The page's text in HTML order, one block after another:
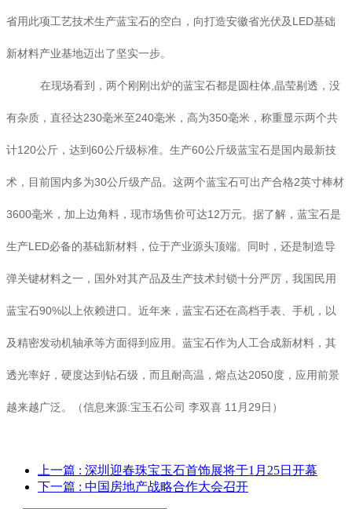
省用此项工艺技术生产蓝宝石的空白，向打造安徽省光伏及LED基础
新材料产业基地迈出了坚实一步。
在现场看到，两个刚刚出炉的蓝宝石都是圆柱体,晶莹剔透，没
有杂质，直径达230毫米至240毫米，高为350毫米，称重显示两个共
计120公斤，达到60公斤级标准。生产60公斤级蓝宝石是国内最新技
术，目前国内多为30公斤级产品。这两个蓝宝石可出产合格2英寸棒材
3600毫米，加上边角料，现市场售价可达12万元。据了解，蓝宝石是
生产LED必备的基础新材料，位于产业源头顶端。同时，还是制造导
弹关键材料之一，国外对其产品及生产技术封锁十分严厉，我国民用
蓝宝石90%以上依赖进口。近年来，蓝宝石还在高档手表、手机，以
及精密发动机轴承等方面得到应用。蓝宝石作为人工合成新材料，其
透光率好，硬度达到钻石级，而且耐高温，熔点达2050度，应用前景
越来越广泛。（信息来源:宝玉石公司 李双喜 11月29日）
上一篇 : 深圳迎春珠宝玉石首饰展将于1月25日开幕
下一篇 : 中国房地产战略合作大会召开